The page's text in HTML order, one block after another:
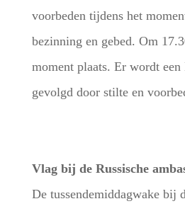
voorbeden tijdens het
bezinning en gebed. Om
moment plaats. Er wordt
gevolgd door stilte en
Vlag bij de Russische
De tussendemiddagwake bij